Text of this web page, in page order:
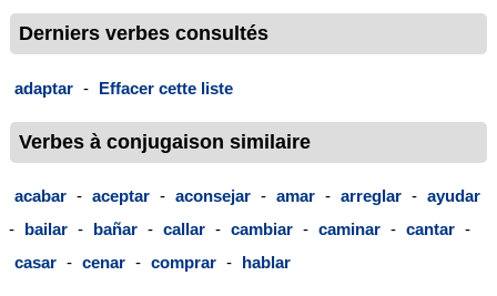
Derniers verbes consultés
adaptar - Effacer cette liste
Verbes à conjugaison similaire
acabar - aceptar - aconsejar - amar - arreglar - ayudar
- bailar - bañar - callar - cambiar - caminar - cantar -
casar - cenar - comprar - hablar